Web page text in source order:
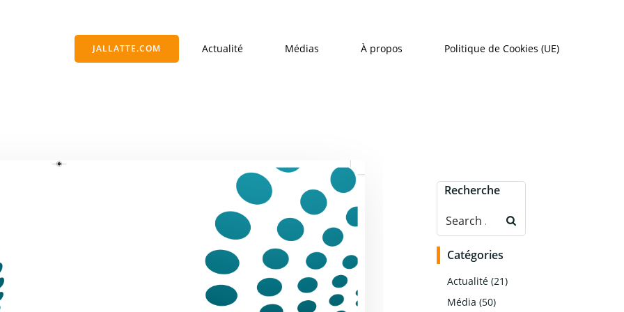
JALLATTE.COM Actualité Médias À propos Politique de Cookies (UE)
Recherche
Search
for:
Catégories
Actualité (21)
Média (50)